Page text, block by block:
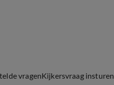
vragenKijkersvraag insturen